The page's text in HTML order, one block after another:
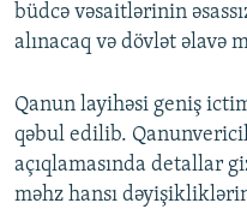
büdcə vəsaitlərinin
alınacaq və dövlət əlavə
Qanun layihəsi geniş
qəbul edilib.
açıqlamasında detallar
məhz hansı